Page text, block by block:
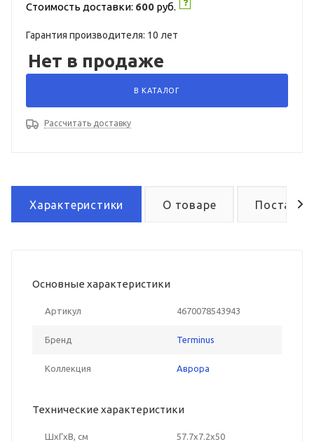
Стоимость доставки: 600 руб.
Гарантия производителя: 10 лет
Нет в продаже
В КАТАЛОГ
Рассчитать доставку
Характеристики О товаре Поставка
Основные характеристики
Артикул 4670078543943
Бренд Terminus
Коллекция Аврора
Технические характеристики
ШxГxВ, см 57.7x7.2x50